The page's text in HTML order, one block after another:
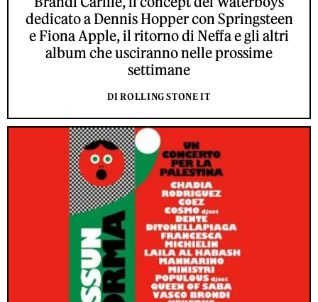
dedicato a Dennis Hopper con Springsteen
e Fiona Apple, il ritorno di Neffa e gli altri
album che usciranno nelle prossime
settimane
DI ROLLING STONE IT